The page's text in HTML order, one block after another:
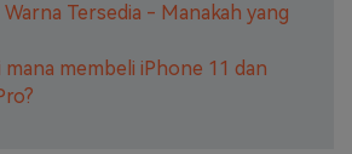
Warna Tersedia - Manakah yang
mana membeli iPhone 11 dan